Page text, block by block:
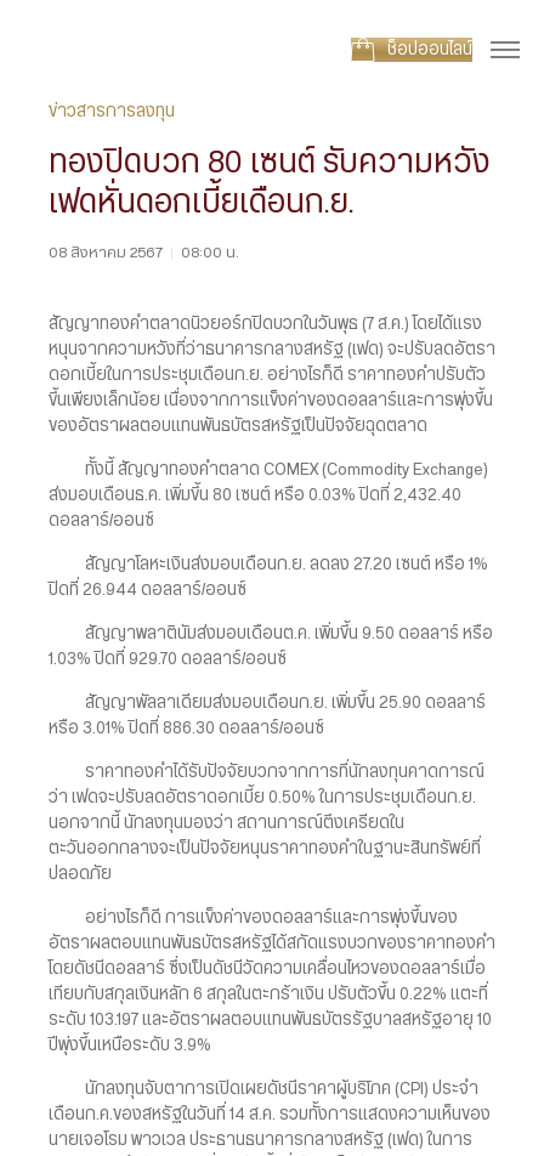
ช็อปออนไลน์
ข่าวสารการลงทุน
ทองปิดบวก 80 เซนต์ รับความหวัง
เฟดหั่นดอกเบี้ยเดือนก.ย.
08 สิงหาคม 2567 | 08:00 น.
สัญญาทองคำตลาดนิวยอร์กปิดบวกในวันพุธ (7 ส.ค.) โดยได้แรง
หนุนจากความหวังที่ว่าธนาคารกลางสหรัฐ (เฟด) จะปรับลดอัตรา
ดอกเบี้ยในการประชุมเดือนก.ย. อย่างไรก็ดี ราคาทองคำปรับตัว
ขึ้นเพียงเล็กน้อย เนื่องจากการแข็งค่าของดอลลาร์และการพุ่งขึ้น
ของอัตราผลตอบแทนพันธบัตรสหรัฐเป็นปัจจัยฉุดตลาด
ทั้งนี้ สัญญาทองคำตลาด COMEX (Commodity Exchange)
ส่งมอบเดือนธ.ค. เพิ่มขึ้น 80 เซนต์ หรือ 0.03% ปิดที่ 2,432.40
ดอลลาร์/ออนซ์
สัญญาโลหะเงินส่งมอบเดือนก.ย. ลดลง 27.20 เซนต์ หรือ 1%
ปิดที่ 26.944 ดอลลาร์/ออนซ์
สัญญาพลาตินัมส่งมอบเดือนต.ค. เพิ่มขึ้น 9.50 ดอลลาร์ หรือ
1.03% ปิดที่ 929.70 ดอลลาร์/ออนซ์
สัญญาพัลลาเดียมส่งมอบเดือนก.ย. เพิ่มขึ้น 25.90 ดอลลาร์
หรือ 3.01% ปิดที่ 886.30 ดอลลาร์/ออนซ์
ราคาทองคำได้รับปัจจัยบวกจากการที่นักลงทุนคาดการณ์
ว่า เฟดจะปรับลดอัตราดอกเบี้ย 0.50% ในการประชุมเดือนก.ย.
นอกจากนี้ นักลงทุนมองว่า สถานการณ์ตึงเครียดใน
ตะวันออกกลางจะเป็นปัจจัยหนุนราคาทองคำในฐานะสินทรัพย์ที่
ปลอดภัย
อย่างไรก็ดี การแข็งค่าของดอลลาร์และการพุ่งขึ้นของ
อัตราผลตอบแทนพันธบัตรสหรัฐได้สกัดแรงบวกของราคาทองคำ
โดยดัชนีดอลลาร์ ซึ่งเป็นดัชนีวัดความเคลื่อนไหวของดอลลาร์เมื่อ
เทียบกับสกุลเงินหลัก 6 สกุลในตะกร้าเงิน ปรับตัวขึ้น 0.22% แตะที่
ระดับ 103.197 และอัตราผลตอบแทนพันธบัตรรัฐบาลสหรัฐอายุ 10
ปีพุ่งขึ้นเหนือระดับ 3.9%
นักลงทุนจับตาการเปิดเผยดัชนีราคาผู้บริโภค (CPI) ประจำ
เดือนก.ค.ของสหรัฐในวันที่ 14 ส.ค. รวมทั้งการแสดงความเห็นของ
นายเจอโรม พาวเวล ประธานธนาคารกลางสหรัฐ (เฟด) ในการ